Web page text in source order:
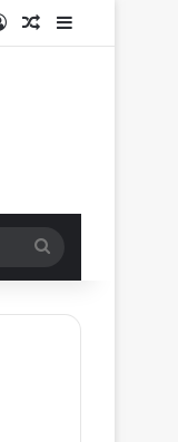
EntrarArtigo aleatório
por